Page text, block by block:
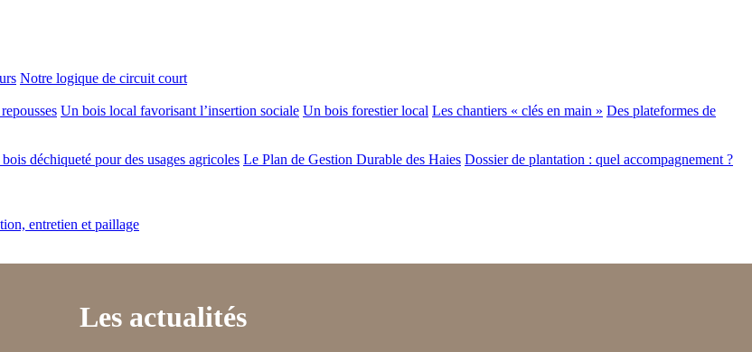
Notre logique de circuit court
Un bois local favorisant l’insertion sociale Un bois forestier local Les chantiers « clés en main » Des plateformes de
déchiqueté pour des usages agricoles Le Plan de Gestion Durable des Haies Dossier de plantation : quel accompagnement ?
entretien et paillage
Les actualités